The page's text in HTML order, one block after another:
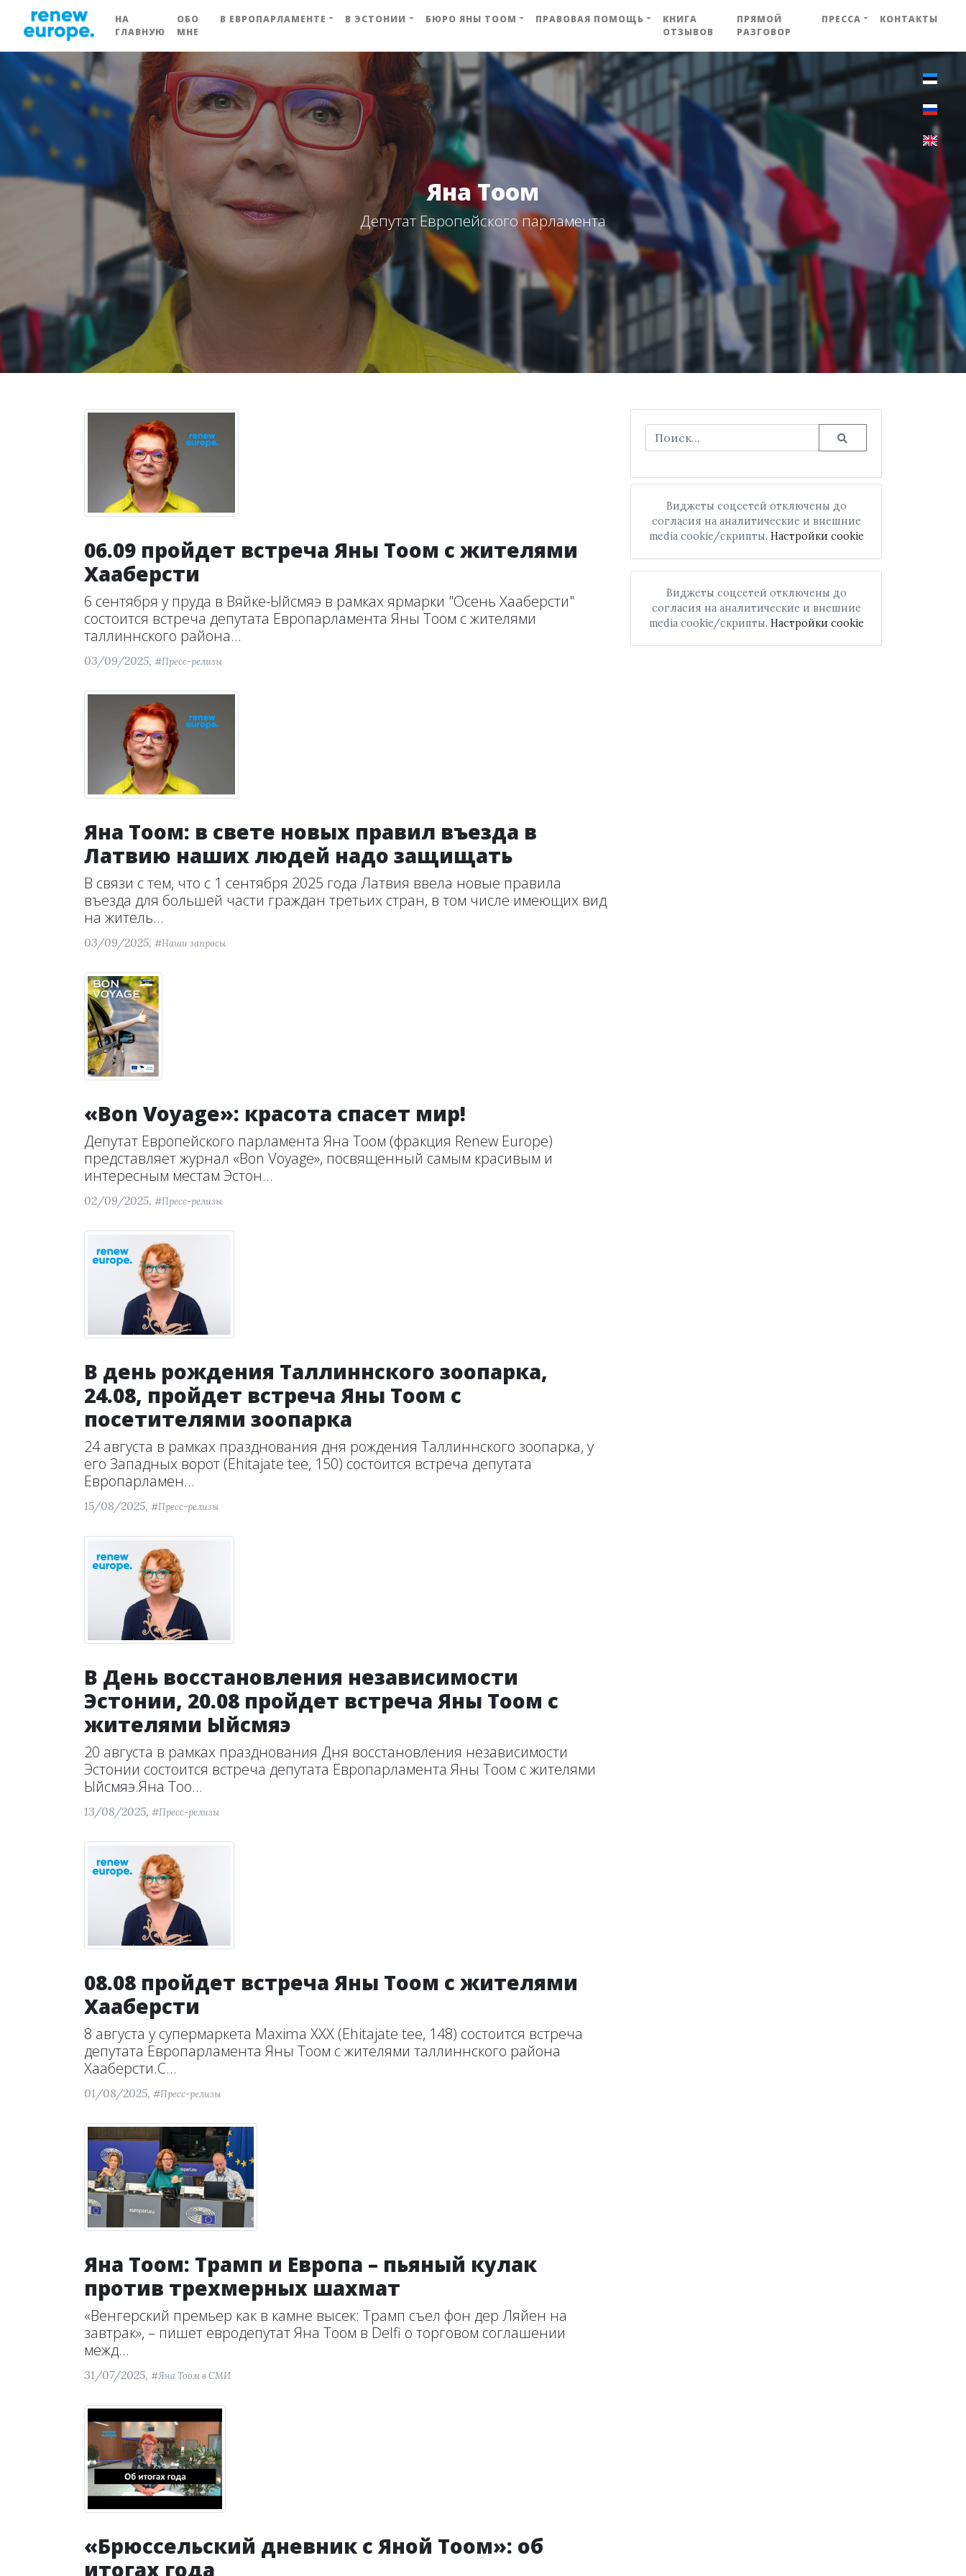
НА
ГЛАВНУЮ
ОБО
МНЕ
В ЕВРОПАРЛАМЕНТЕ В ЭСТОНИИ БЮРО ЯНЫ ТООМ ПРАВОВАЯ ПОМОЩЬ
КНИГА
ОТЗЫВОВ
ПРЯМОЙ
РАЗГОВОР
ПРЕССА КОНТАКТЫ
Яна Тоом
Депутат Европейского парламента
06.09 пройдет встреча Яны Тоом с жителями
Хааберсти
6 сентября у пруда в Вяйке-Ыйсмяэ в рамках ярмарки "Осень Хааберсти"
состоится встреча депутата Европарламента Яны Тоом с жителями
таллиннского района...
03/09/2025, #Пресс-релизы
Яна Тоом: в свете новых правил въезда в
Латвию наших людей надо защищать
В связи с тем, что с 1 сентября 2025 года Латвия ввела новые правила
въезда для большей части граждан третьих стран, в том числе имеющих вид
на житель...
03/09/2025, #Наши запросы
«Bon Voyage»: красота спасет мир!
Депутат Европейского парламента Яна Тоом (фракция Renew Europe)
представляет журнал «Bon Voyage», посвященный самым красивым и
интересным местам Эстон...
02/09/2025, #Пресс-релизы
В день рождения Таллиннского зоопарка,
24.08, пройдет встреча Яны Тоом с
посетителями зоопарка
24 августа в рамках празднования дня рождения Таллиннского зоопарка, у
его Западных ворот (Ehitajate tee, 150) состоится встреча депутата
Европарламен...
15/08/2025, #Пресс-релизы
В День восстановления независимости
Эстонии, 20.08 пройдет встреча Яны Тоом с
жителями Ыйсмяэ
20 августа в рамках празднования Дня восстановления независимости
Эстонии состоится встреча депутата Европарламента Яны Тоом с жителями
Ыйсмяэ.Яна Тоо...
13/08/2025, #Пресс-релизы
08.08 пройдет встреча Яны Тоом с жителями
Хааберсти
8 августа у супермаркета Maxima XXX (Ehitajate tee, 148) состоится встреча
депутата Европарламента Яны Тоом с жителями таллиннского района
Хааберсти.С...
01/08/2025, #Пресс-релизы
Яна Тоом: Трамп и Европа – пьяный кулак
против трехмерных шахмат
«Венгерский премьер как в камне высек: Трамп съел фон дер Ляйен на
завтрак», – пишет евродепутат Яна Тоом в Delfi о торговом соглашении
межд...
31/07/2025, #Яна Тоом в СМИ
«Брюссельский дневник с Яной Тоом»: об
итогах года
Виджеты соцсетей отключены до
согласия на аналитические и внешние
media cookie/скрипты. Настройки cookie
Виджеты соцсетей отключены до
согласия на аналитические и внешние
media cookie/скрипты. Настройки cookie